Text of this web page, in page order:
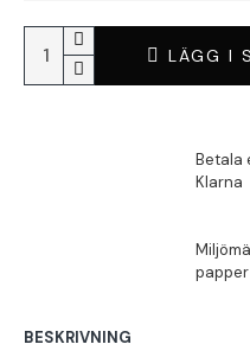
LÄGG I
BESKRIVNING